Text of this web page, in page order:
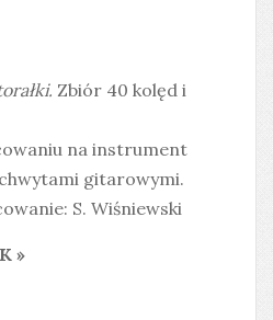
Zbiór 40 kolęd i
na instrument
gitarowymi.
S. Wiśniewski
»